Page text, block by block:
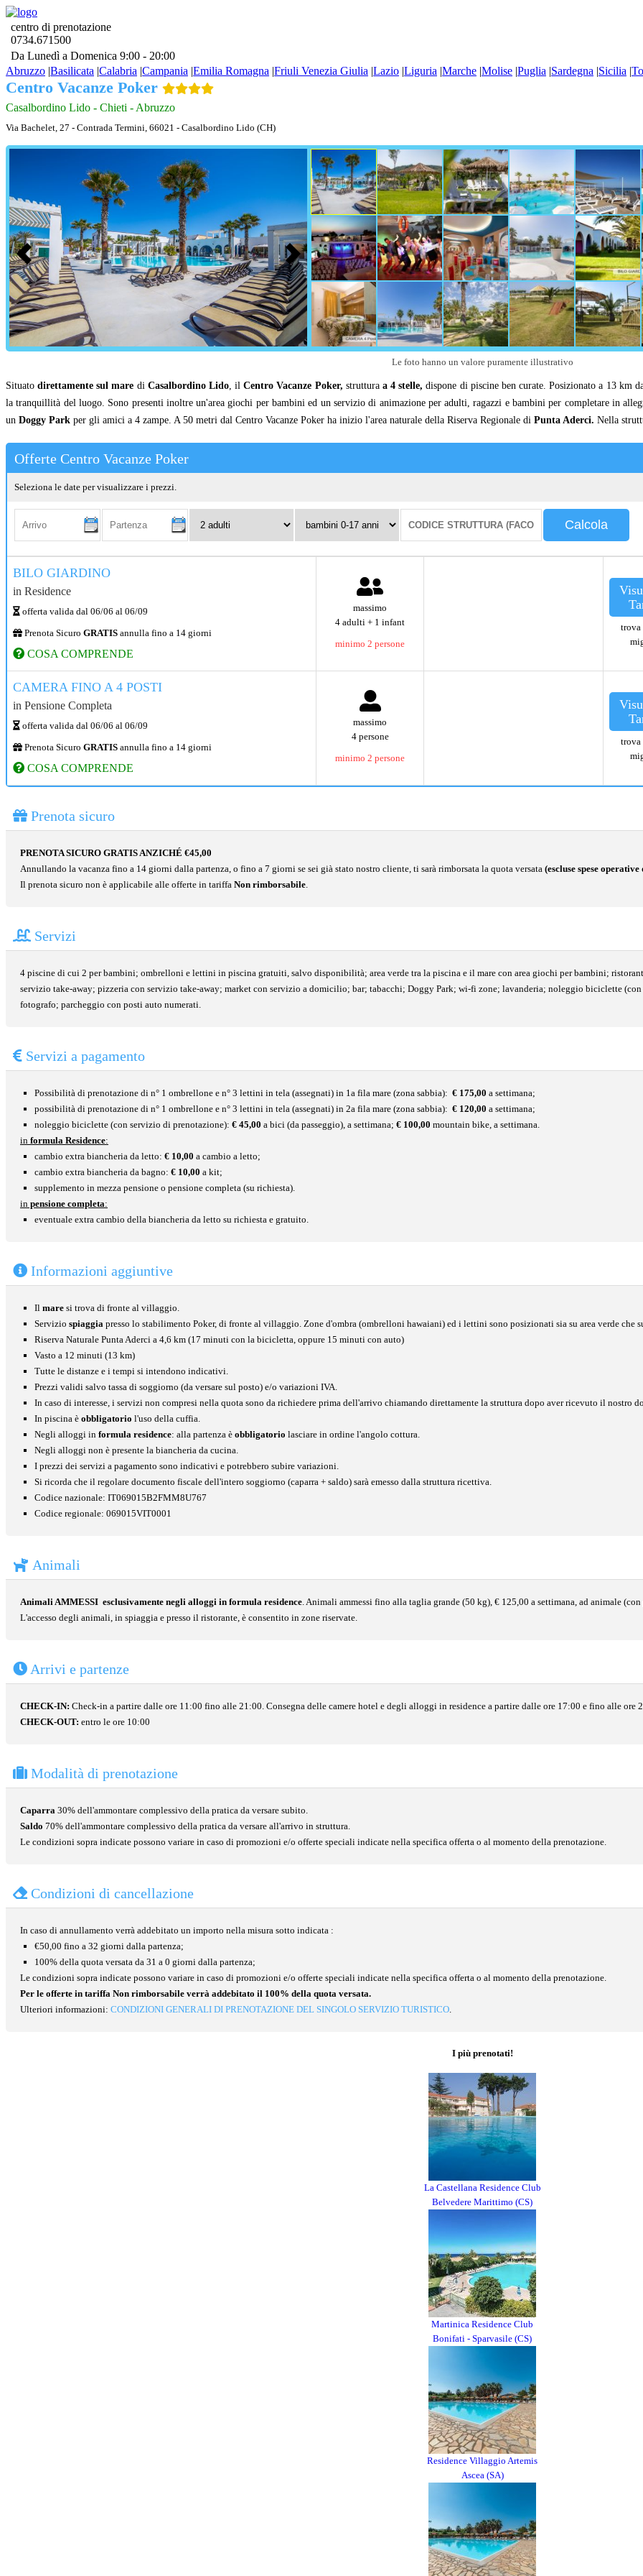
centro di prenotazione
0734.671500
Da Lunedì a Domenica 9:00 - 20:00
Abruzzo |Basilicata |Calabria |Campania |Emilia Romagna |Friuli Venezia Giulia |Lazio |Liguria |Marche |Molise |Puglia |Sardegna |Sicilia |
Centro Vacanze Poker
Casalbordino Lido - Chieti - Abruzzo
Via Bachelet, 27 - Contrada Termini, 66021 - Casalbordino Lido (CH)
Le foto hanno un valore puramente illustrativo
Situato direttamente sul mare di Casalbordino Lido , ilCentro Vacanze Poker, strutturaa 4 stelle, dispone di piscine ben curate. Posizionato a 13 km
la tranquillità del luogo. Sono presenti inoltre un'area giochi per bambini ed un servizio di animazione per adulti, ragazzi e bambini per completare in
un Doggy Park per gli amici a 4 zampe. A 50 metri dal Centro Vacanze Poker ha inizio l'area naturale della Riserva Regionale di Punta Aderci. Nella
Offerte Centro Vacanze Poker
Seleziona le date per visualizzare i prezzi.
17
anni:
struttura:
Calcola
BILO GIARDINO
in Residence
offerta valida dal 06/06 al 06/09
Prenota Sicuro GRATIS annulla fino a 14 giorni
COSA COMPRENDE
massimo
4 adulti + 1 infant
minimo 2 persone
trova
CAMERA FINO A 4 POSTI
in Pensione Completa
offerta valida dal 06/06 al 06/09
Prenota Sicuro GRATIS annulla fino a 14 giorni
COSA COMPRENDE
massimo
4 persone
minimo 2 persone
trova
Prenota sicuro
PRENOTA SICURO GRATIS ANZICHÉ €45,00
Annullando la vacanza fino a 14 giorni dalla partenza, o fino a 7 giorni se sei già stato nostro cliente, ti sarà rimborsata la quota versata (escluse spese
Il prenota sicuro non è applicabile alle offerte in tariffa Non rimborsabile.
Servizi
4 piscine di cui 2 per bambini; ombrelloni e lettini in piscina gratuiti, salvo disponibilità; area verde tra la piscina e il mare con area giochi per bambini;
servizio take-away; pizzeria con servizio take-away; market con servizio a domicilio; bar; tabacchi; Doggy Park; wi-fi zone; lavanderia; noleggio biciclette
fotografo; parcheggio con posti auto numerati.
Servizi a pagamento
Possibilità di prenotazione di n° 1 ombrellone e n° 3 lettini in tela (assegnati) in 1a fila mare (zona sabbia): € 175,00 a settimana;
possibilità di prenotazione di n° 1 ombrellone e n° 3 lettini in tela (assegnati) in 2a fila mare (zona sabbia): € 120,00 a settimana;
noleggio biciclette (con servizio di prenotazione): € 45,00 a bici (da passeggio), a settimana; € 100,00 mountain bike, a settimana.
in formula Residence:
cambio extra biancheria da letto: € 10,00 a cambio a letto;
cambio extra biancheria da bagno: € 10,00 a kit;
supplemento in mezza pensione o pensione completa (su richiesta).
in pensione completa:
eventuale extra cambio della biancheria da letto su richiesta e gratuito.
Informazioni aggiuntive
Il mare si trova di fronte al villaggio.
Servizio spiaggia presso lo stabilimento Poker, di fronte al villaggio. Zone d'ombra (ombrelloni hawaiani) ed i lettini sono posizionati sia su area verde che
Riserva Naturale Punta Aderci a 4,6 km (17 minuti con la bicicletta, oppure 15 minuti con auto)
Vasto a 12 minuti (13 km)
Tutte le distanze e i tempi si intendono indicativi.
Prezzi validi salvo tassa di soggiorno (da versare sul posto) e/o variazioni IVA.
In caso di interesse, i servizi non compresi nella quota sono da richiedere prima dell'arrivo chiamando direttamente la struttura dopo aver ricevuto il nostro
In piscina è obbligatorio l'uso della cuffia.
Negli alloggi in formula residence: alla partenza è obbligatorio lasciare in ordine l'angolo cottura.
Negli alloggi non è presente la biancheria da cucina.
I prezzi dei servizi a pagamento sono indicativi e potrebbero subire variazioni.
Si ricorda che il regolare documento fiscale dell'intero soggiorno (caparra + saldo) sarà emesso dalla struttura ricettiva.
Codice nazionale: IT069015B2FMM8U767
Codice regionale: 069015VIT0001
Animali
Animali AMMESSI esclusivamente negli alloggi in formula residence. Animali ammessi fino alla taglia grande (50 kg), € 125,00 a settimana, ad animale
L'accesso degli animali, in spiaggia e presso il ristorante, è consentito in zone riservate.
Arrivi e partenze
CHECK-IN: Check-in a partire dalle ore 11:00 fino alle 21:00. Consegna delle camere hotel e degli alloggi in residence a partire dalle ore 17:00 e fino alle ore
CHECK-OUT: entro le ore 10:00
Modalità di prenotazione
Caparra 30% dell'ammontare complessivo della pratica da versare subito.
Saldo 70% dell'ammontare complessivo della pratica da versare all'arrivo in struttura.
Le condizioni sopra indicate possono variare in caso di promozioni e/o offerte speciali indicate nella specifica offerta o al momento della prenotazione.
Condizioni di cancellazione
In caso di annullamento verrà addebitato un importo nella misura sotto indicata :
€50,00 fino a 32 giorni dalla partenza;
100% della quota versata da 31 a 0 giorni dalla partenza;
Le condizioni sopra indicate possono variare in caso di promozioni e/o offerte speciali indicate nella specifica offerta o al momento della prenotazione.
Per le offerte in tariffa Non rimborsabile verrà addebitato il 100% della quota versata.
Ulteriori informazioni: CONDIZIONI GENERALI DI PRENOTAZIONE DEL SINGOLO SERVIZIO TURISTICO.
I più prenotati!
La Castellana Residence Club
Belvedere Marittimo (CS)
Martinica Residence Club
Bonifati - Sparvasile (CS)
Residence Villaggio Artemis
Ascea (SA)